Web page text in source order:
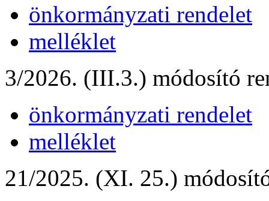
önkormányzati rendelet
melléklet
3/2026. (III.3.) módosító
önkormányzati rendelet
melléklet
21/2025. (XI. 25.)